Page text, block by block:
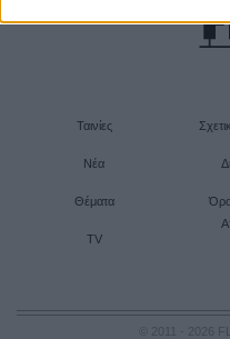
Ταινίες
Νέα
Θέματα
TV
© 2011 - 2026